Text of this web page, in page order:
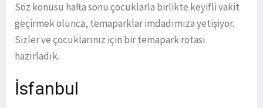
Söz konusu hafta sonu çocuklarla birlikte keyifli vakit
geçirmek olunca, temaparklar imdadımıza yetişiyor.
Sizler ve çocuklarınız için bir temapark rotası
hazırladık.
İsfanbul